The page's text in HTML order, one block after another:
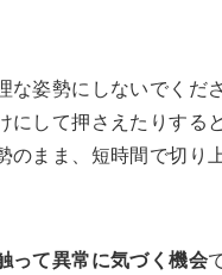
な姿勢にしないでくだ
にして押さえたりする
のまま、短時間で切り
って異常に気づく機会